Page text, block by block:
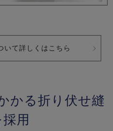
いて詳しくはこちら
かる折り伏せ縫
用